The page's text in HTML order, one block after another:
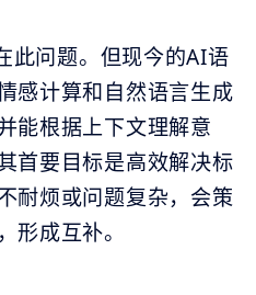
此问题。但现今的AI语
感计算和自然语言生成
能根据上下文理解意
首要目标是高效解决标
耐烦或问题复杂，会策
形成互补。